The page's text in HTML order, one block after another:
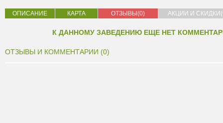
ОПИСАНИЕ КАРТА ОТЗЫВЫ(0) АКЦИИ И
К ДАННОМУ ЗАВЕДЕНИЮ ЕЩЕ НЕТ
ОТЗЫВЫ И КОММЕНТАРИИ (0)